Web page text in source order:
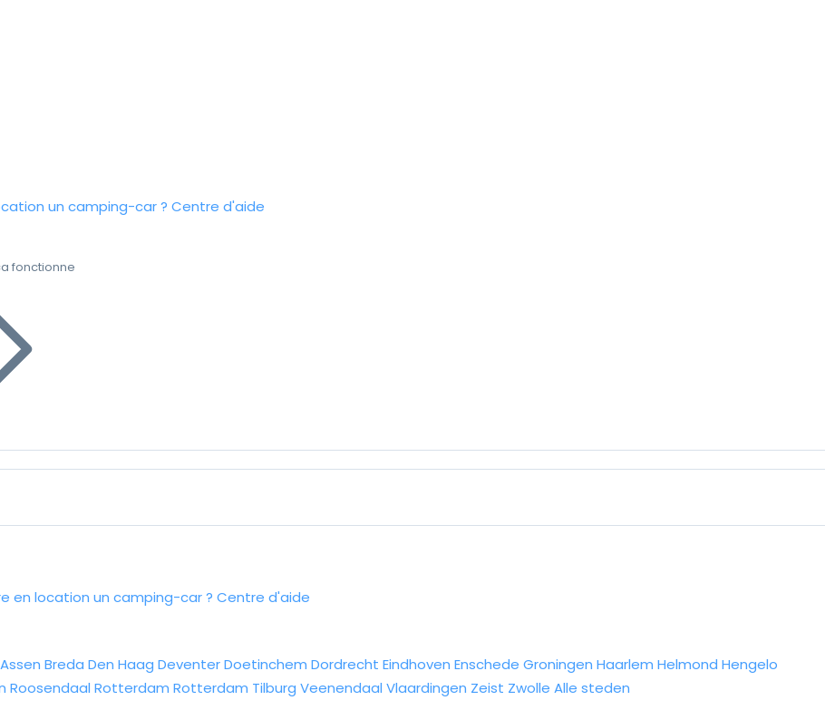
un camping-car ? Centre d'aide
fonctionne
en location un camping-car ? Centre d'aide
Assen Breda Den Haag DeventerDoetinchem Dordrecht Eindhoven Enschede Groningen Haarlem Helmond Hengelo
Roosendaal Rotterdam Rotterdam Tilburg Veenendaal Vlaardingen Zeist Zwolle Alle steden